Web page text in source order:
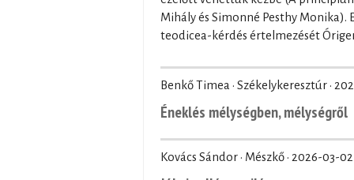
Mihály és Simonné Pesthy Monika).
teodicea-kérdés értelmezését
Benkő Timea · Székelykeresztúr ·
Éneklés mélységben, mélységről
Kovács Sándor · Mészkő · 2026-03-02